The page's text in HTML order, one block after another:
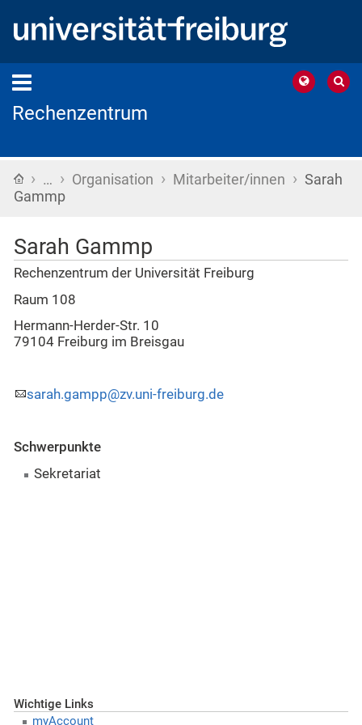
Rechenzentrum
Startseite
› … › Organisation › Mitarbeiter/innen › Sarah
Gammp
Sarah Gammp
Rechenzentrum der Universität Freiburg
Raum 108
Hermann-Herder-Str. 10
79104 Freiburg im Breisgau
sarah.gampp@zv.uni-freiburg.de
Schwerpunkte
Sekretariat
Wichtige Links
myAccount